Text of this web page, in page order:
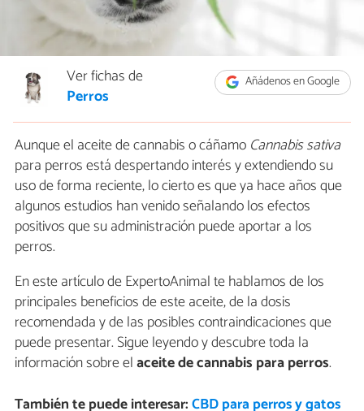
Añádenos en Google
Ver fichas de
Perros
Aunque el aceite de cannabis o cáñamo Cannabis sativa
para perros está despertando interés y extendiendo su
uso de forma reciente, lo cierto es que ya hace años que
algunos estudios han venido señalando los efectos
positivos que su administración puede aportar a los
perros.
En este artículo de ExpertoAnimal te hablamos de los
principales beneficios de este aceite, de la dosis
recomendada y de las posibles contraindicaciones que
puede presentar. Sigue leyendo y descubre toda la
información sobre elaceite de cannabis para perros.
También te puede interesar:CBD para perros y gatos